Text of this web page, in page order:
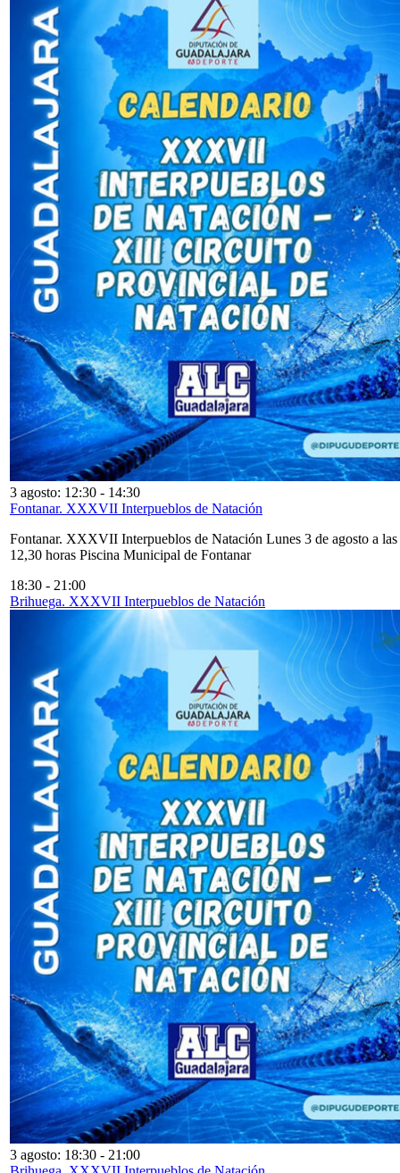
3 agosto: 12:30 - 14:30
Fontanar. XXXVII Interpueblos de Natación
Fontanar. XXXVII Interpueblos de Natación Lunes 3 de agosto a las
12,30 horas Piscina Municipal de Fontanar
18:30 - 21:00
Brihuega. XXXVII Interpueblos de Natación
3 agosto: 18:30 - 21:00